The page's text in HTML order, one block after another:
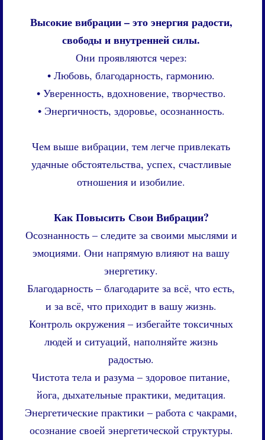
Высокие вибрации – это энергия радости,
свободы и внутренней силы.
Они проявляются через:
• Любовь, благодарность, гармонию.
• Уверенность, вдохновение, творчество.
• Энергичность, здоровье, осознанность.
Чем выше вибрации, тем легче привлекать
удачные обстоятельства, успех, счастливые
отношения и изобилие.
Как Повысить Свои Вибрации?
Осознанность – следите за своими мыслями и
эмоциями. Они напрямую влияют на вашу
энергетику.
Благодарность – благодарите за всё, что есть,
и за всё, что приходит в вашу жизнь.
Контроль окружения – избегайте токсичных
людей и ситуаций, наполняйте жизнь
радостью.
Чистота тела и разума – здоровое питание,
йога, дыхательные практики, медитация.
Энергетические практики – работа с чакрами,
осознание своей энергетической структуры.